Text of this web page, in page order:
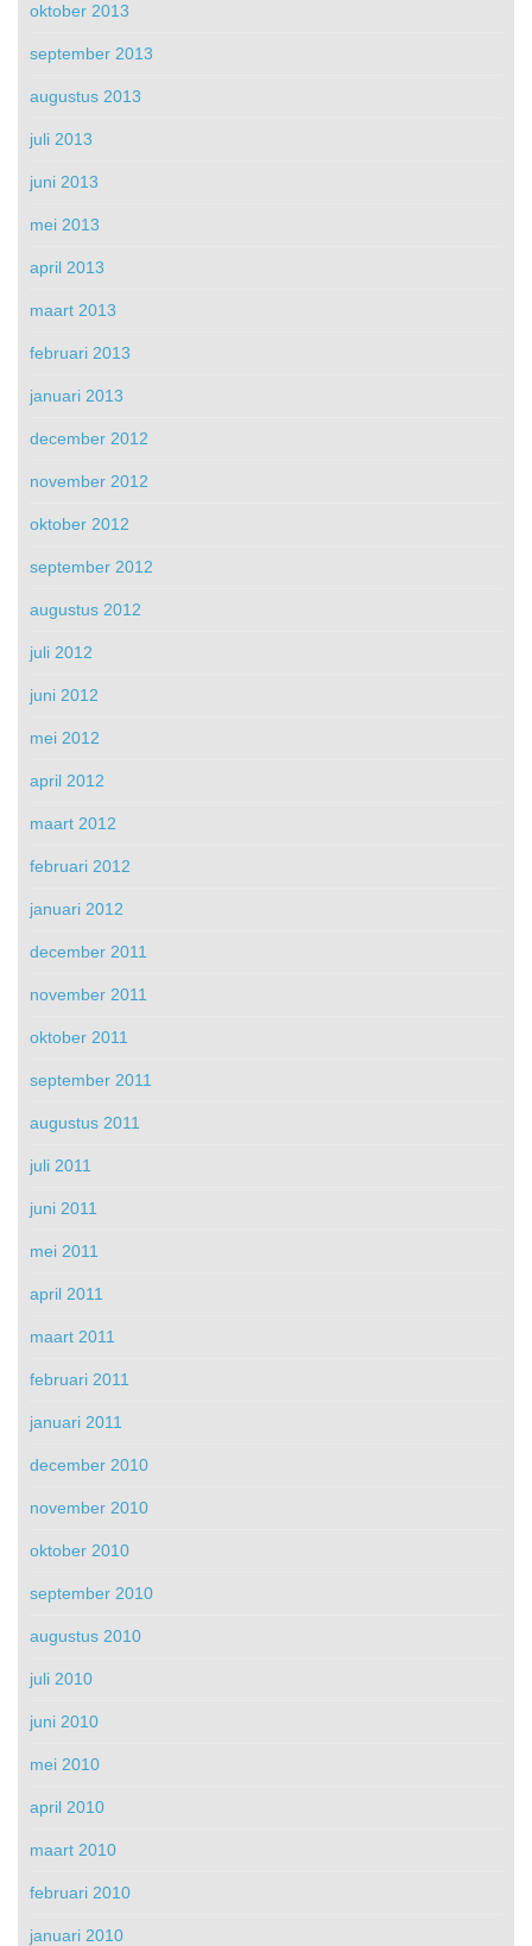
oktober 2013
september 2013
augustus 2013
juli 2013
juni 2013
mei 2013
april 2013
maart 2013
februari 2013
januari 2013
december 2012
november 2012
oktober 2012
september 2012
augustus 2012
juli 2012
juni 2012
mei 2012
april 2012
maart 2012
februari 2012
januari 2012
december 2011
november 2011
oktober 2011
september 2011
augustus 2011
juli 2011
juni 2011
mei 2011
april 2011
maart 2011
februari 2011
januari 2011
december 2010
november 2010
oktober 2010
september 2010
augustus 2010
juli 2010
juni 2010
mei 2010
april 2010
maart 2010
februari 2010
januari 2010